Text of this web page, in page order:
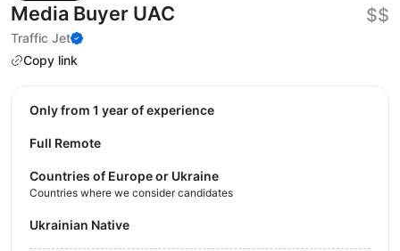
Media Buyer UAC
Traffic Jet
Copy link
$$
Only from 1 year of experience
Full Remote
Countries of Europe or Ukraine
Countries where we consider candidates
Ukrainian Native